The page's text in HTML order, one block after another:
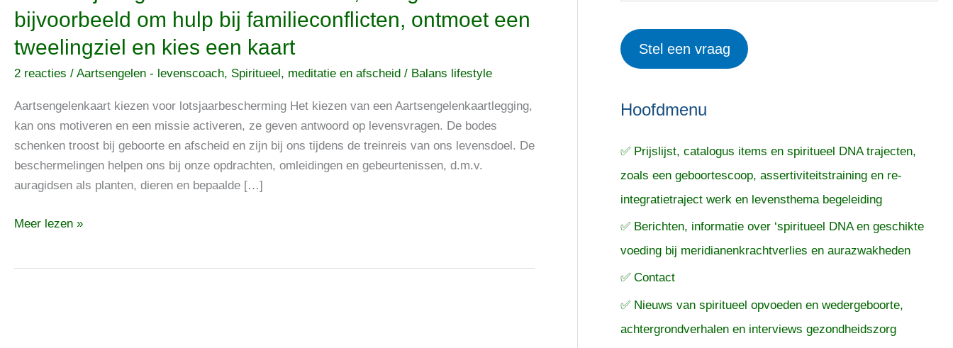
bijvoorbeeld om hulp bij familieconflicten, ontmoet een
tweelingziel en kies een kaart
2 reacties / Aartsengelen - levenscoach, Spiritueel, meditatie en afscheid / Balans lifestyle
Aartsengelenkaart kiezen voor lotsjaarbescherming Het kiezen van een Aartsengelenkaartlegging,
kan ons motiveren en een missie activeren, ze geven antwoord op levensvragen. De bodes
schenken troost bij geboorte en afscheid en zijn bij ons tijdens de treinreis van ons levensdoel. De
beschermelingen helpen ons bij onze opdrachten, omleidingen en gebeurtenissen, d.m.v.
auragidsen als planten, dieren en bepaalde […]
negatieve
kwaadkrachten,
vraag
om
hulp
bij
familieconflicten,
ontmoet
tweelingziel
kies
Meer lezen »
e
n
e
k
a
r
:
Stel een vraag
Hoofdmenu
✅ Prijslijst, catalogus items en spiritueel DNA trajecten,
zoals een geboortescoop, assertiviteitstraining en re-
integratietraject werk en levensthema begeleiding
✅ Berichten, informatie over ‘spiritueel DNA en geschikte
voeding bij meridianenkrachtverlies en aurazwakheden
✅ Contact
✅ Nieuws van spiritueel opvoeden en wedergeboorte,
achtergrondverhalen en interviews gezondheidszorg
p
n